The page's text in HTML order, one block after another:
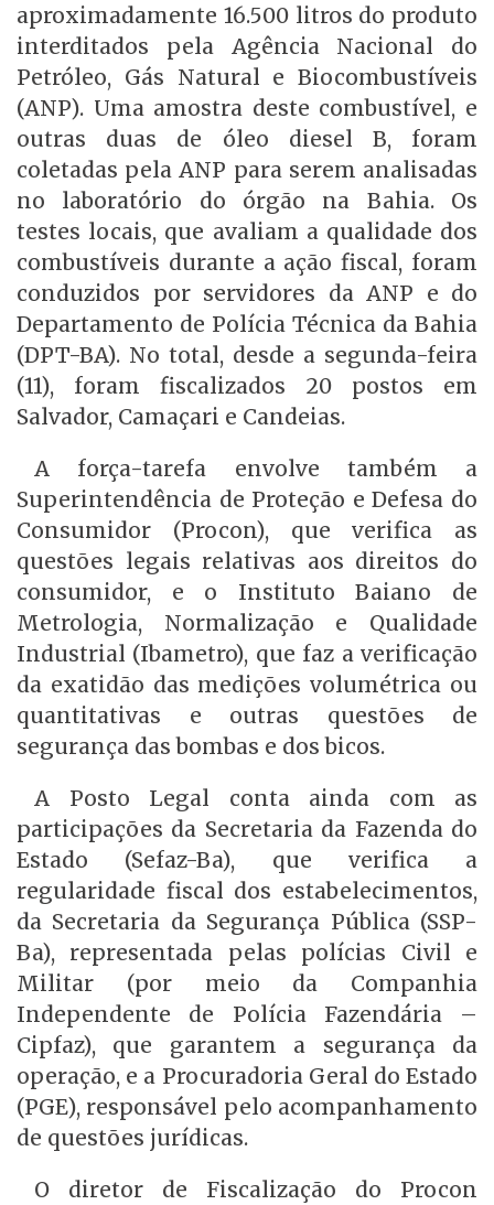
aproximadamente 16.500 litros do produto
interditados pela Agência Nacional do
Petróleo, Gás Natural e Biocombustíveis
(ANP). Uma amostra deste combustível, e
outras duas de óleo diesel B, foram
coletadas pela ANP para serem analisadas
no laboratório do órgão na Bahia. Os
testes locais, que avaliam a qualidade dos
combustíveis durante a ação fiscal, foram
conduzidos por servidores da ANP e do
Departamento de Polícia Técnica da Bahia
(DPT-BA). No total, desde a segunda-feira
(11), foram fiscalizados 20 postos em
Salvador, Camaçari e Candeias.
A força-tarefa envolve também a
Superintendência de Proteção e Defesa do
Consumidor (Procon), que verifica as
questões legais relativas aos direitos do
consumidor, e o Instituto Baiano de
Metrologia, Normalização e Qualidade
Industrial (Ibametro), que faz a verificação
da exatidão das medições volumétrica ou
quantitativas e outras questões de
segurança das bombas e dos bicos.
A Posto Legal conta ainda com as
participações da Secretaria da Fazenda do
Estado (Sefaz-Ba), que verifica a
regularidade fiscal dos estabelecimentos,
da Secretaria da Segurança Pública (SSP-
Ba), representada pelas polícias Civil e
Militar (por meio da Companhia
Independente de Polícia Fazendária –
Cipfaz), que garantem a segurança da
operação, e a Procuradoria Geral do Estado
(PGE), responsável pelo acompanhamento
de questões jurídicas.
O diretor de Fiscalização do Procon